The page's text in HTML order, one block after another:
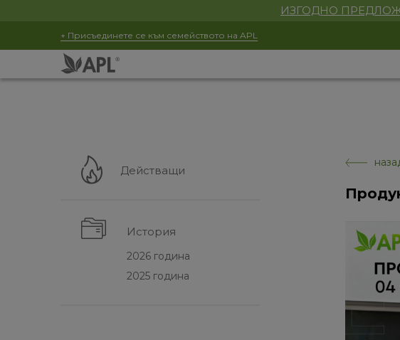
ИЗГОДНО
+ Присъединете се към семейството на APL
Действащи
История
2026 година
2025 година